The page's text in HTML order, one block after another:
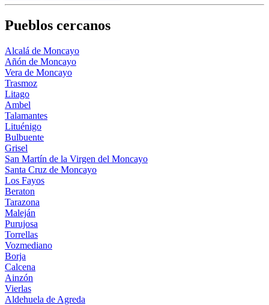
Pueblos cercanos
Alcalá de Moncayo
Añón de Moncayo
Vera de Moncayo
Trasmoz
Litago
Ambel
Talamantes
Lituénigo
Bulbuente
Grisel
San Martín de la Virgen del Moncayo
Santa Cruz de Moncayo
Los Fayos
Beraton
Tarazona
Maleján
Purujosa
Torrellas
Vozmediano
Borja
Calcena
Ainzón
Vierlas
Aldehuela de Agreda